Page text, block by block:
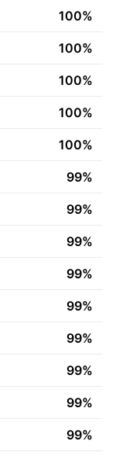
100%
100%
100%
100%
100%
99%
99%
99%
99%
99%
99%
99%
99%
99%